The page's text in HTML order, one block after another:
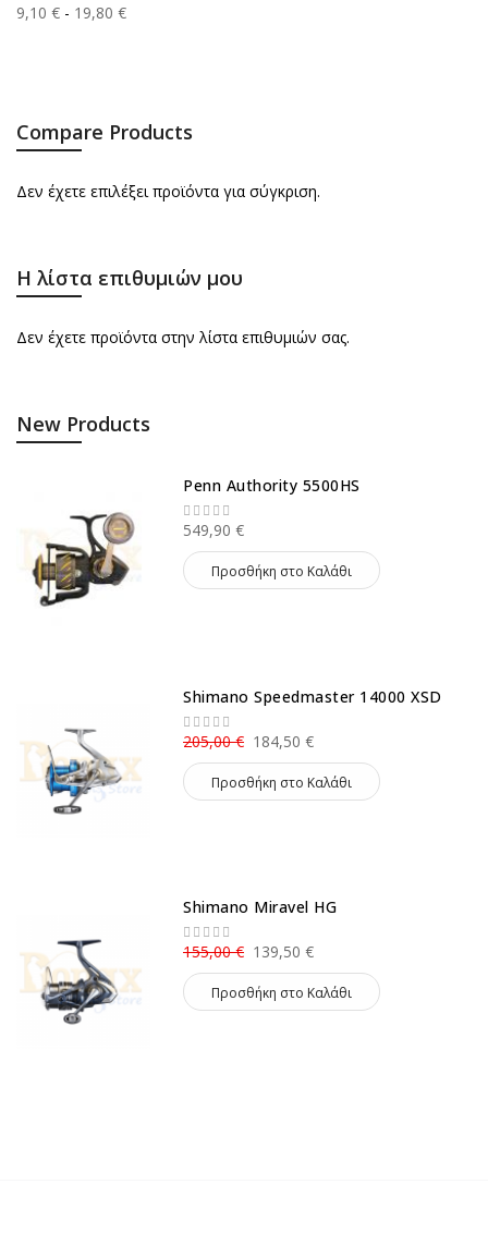
9,10 € 19,80 €
Compare Products
Δεν έχετε επιλέξει προϊόντα για σύγκριση.
Η λίστα επιθυμιών μου
Δεν έχετε προϊόντα στην λίστα επιθυμιών σας.
New Products
Penn Authority 5500HS
549,90 €
Προσθήκη στο Καλάθι
Shimano Speedmaster 14000 XSD
184,50 €
205,00 €
Προσθήκη στο Καλάθι
Shimano Miravel HG
139,50 €
155,00 €
Προσθήκη στο Καλάθι